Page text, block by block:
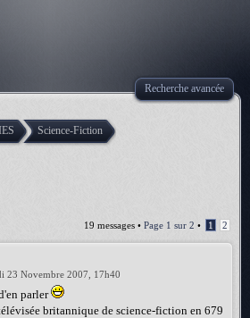
Recherche avancée
Science-Fiction
19 messages • Page 1 sur 2 • 1 2
23 Novembre 2007, 17h40
parler
britannique de science-fiction en 679